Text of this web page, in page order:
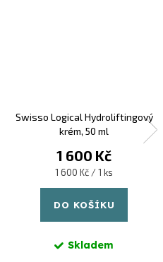
Swisso Logical Hydroliftingový
krém, 50 ml
1 600 Kč
Měrná
cena:
1 600 Kč / 1 ks
DO KOŠÍKU
Skladem